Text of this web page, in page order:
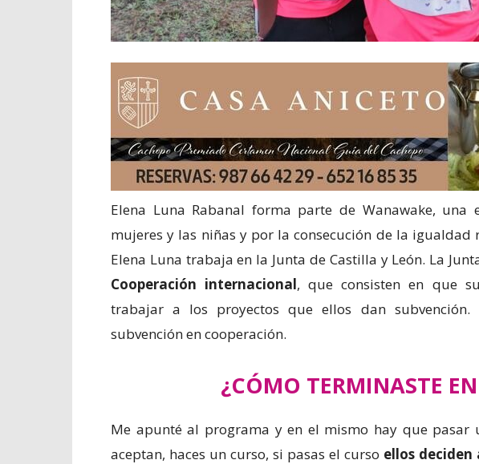
Elena Luna Rabanal forma parte de Wanawake,
mujeres y las niñas y por la consecución de la igualdad
Elena Luna trabaja en la Junta de Castilla y León. La
Cooperación internacional, que consisten en que
trabajar a los proyectos que ellos dan subvención.
subvención en cooperación.
¿CÓMO TERMINASTE
Me apunté al programa y en el mismo hay que pasar
aceptan, haces un curso, si pasas el curso ellos deciden